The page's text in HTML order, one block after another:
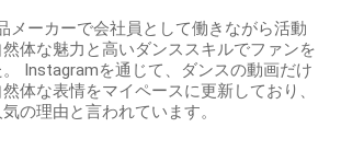
メーカーで会社員として働きながら活動
体な魅力と高いダンススキルでファンを
Instagramを通じて、ダンスの動画だけ
体な表情をマイペースに更新しており、
の理由と言われています。